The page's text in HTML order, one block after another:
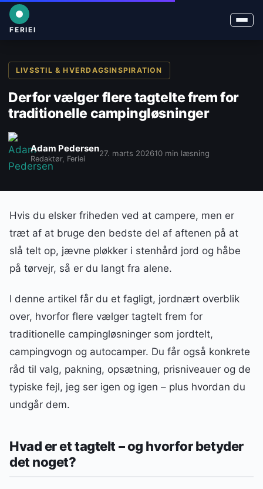
FERIEI
LIVSSTIL & HVERDAGSINSPIRATION
Derfor vælger flere tagtelte frem for
traditionelle campingløsninger
Adam Pedersen
Redaktør, Feriei
27. marts 202610 min læsning
Hvis du elsker friheden ved at campere, men er
træt af at bruge den bedste del af aftenen på at
slå telt op, jævne pløkker i stenhård jord og håbe
på tørvejr, så er du langt fra alene.
I denne artikel får du et fagligt, jordnært overblik
over, hvorfor flere vælger tagtelt frem for
traditionelle campingløsninger som jordtelt,
campingvogn og autocamper. Du får også konkrete
råd til valg, pakning, opsætning, prisniveauer og de
typiske fejl, jeg ser igen og igen – plus hvordan du
undgår dem.
Hvad er et tagtelt – og hvorfor betyder
det noget?